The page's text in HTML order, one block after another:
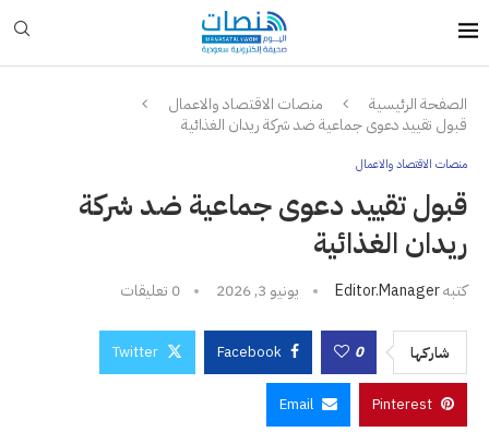
الصفحة الرئيسية
منصات الاقتصاد والاعمال
قبول تقييد دعوى جماعية ضد شركة ريدان الغذائية
منصات الاقتصاد والاعمال
قبول تقييد دعوى جماعية ضد شركة
ريدان الغذائية
كتبهEditor.manager يونيو 3, 2026 0 تعليقات
شاركها 0
Facebook
Twitter
Pinterest
Email